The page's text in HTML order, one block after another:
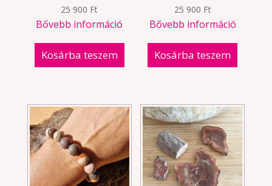
25 900 Ft
Bővebb információ
Kosárba teszem
25 900 Ft
Bővebb információ
Kosárba teszem